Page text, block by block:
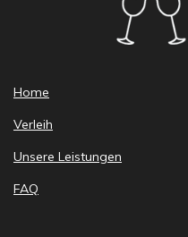
Home
Verleih
Unsere Leistungen
FAQ